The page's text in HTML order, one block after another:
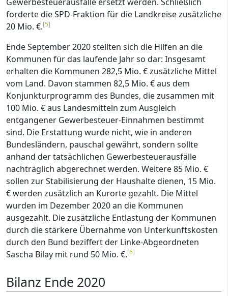
forderte die SPD-Fraktion für die Landkreise zusätzliche
20 Mio. €.[5]
Ende September 2020 stellten sich die Hilfen an die
Kommunen für das laufende Jahr so dar: Insgesamt
erhalten die Kommunen 282,5 Mio. € zusätzliche Mittel
vom Land. Davon stammen 82,5 Mio. € aus dem
Konjunkturprogramm des Bundes, die zusammen mit
100 Mio. € aus Landesmitteln zum Ausgleich
entgangener Gewerbesteuer-Einnahmen bestimmt
sind. Die Erstattung wurde nicht, wie in anderen
Bundesländern, pauschal gewährt, sondern sollte
anhand der tatsächlichen Gewerbesteuerausfälle
nachträglich abgerechnet werden. Weitere 85 Mio. €
sollen zur Stabilisierung der Haushalte dienen, 15 Mio.
€ werden zusätzlich an Kurorte gezahlt. Die Mittel
wurden im Dezember 2020 an die Kommunen
ausgezahlt. Die zusätzliche Entlastung der Kommunen
durch die stärkere Übernahme von Unterkunftskosten
durch den Bund beziffert der Linke-Abgeordneten
Sascha Bilay mit rund 50 Mio. €.[6]
Bilanz Ende 2020